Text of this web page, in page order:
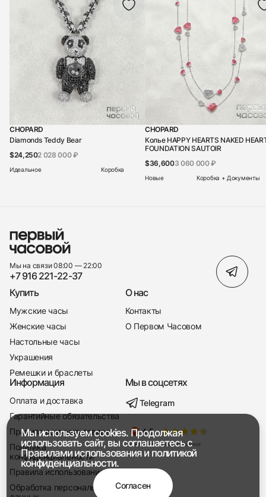
+7 916 221-22-37
Мы насвязи 08:00 — 19:00
CHOPARD
Diamonds Teddy Bear
$24,2502 028 000 ₽
Идеальное Коробка
CHOPARD
Колье HAPPY HEARTS NAKED
FOUNDATION SAUTOIR
$36,6003 060 000 ₽
Новые Коробка + Документы
Мы на связи 08:00 — 22:00
+7 916 221-22-37
Купить
Мужские часы
Женские часы
Настольные часы
Украшения
Ремешки и браслеты
О нас
Контакты
О Первом Часовом
Информация
Оплата и доставка
Гарантийные обязательства
Правила возврата товара
Политика
конфиденциальности
Правила использования
Обработка персональных
Мы в соцсетях
Telegram
Мы используем cookies. Продолжая
использовать сайт, вы соглашаетесь с
Правилами использованияи политикой
конфиденциальности.
Согласен